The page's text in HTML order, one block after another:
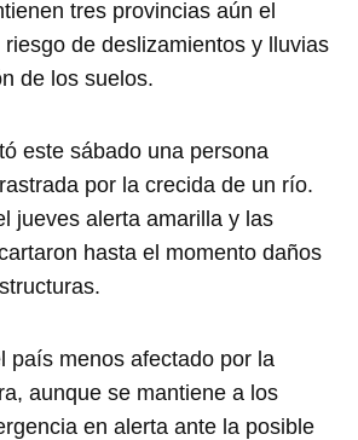
tres provincias aún el
de deslizamientos y lluvias
de los suelos.
este sábado una persona
por la crecida de un río.
jueves alerta amarilla y las
hasta el momento daños
país menos afectado por la
aunque se mantiene a los
en alerta ante la posible